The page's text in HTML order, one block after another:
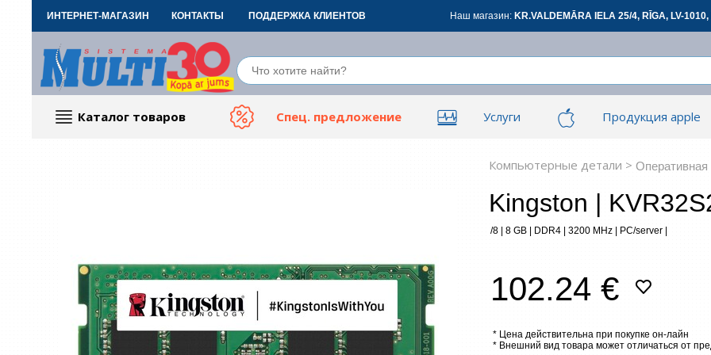
ИНТЕРНЕТ-МАГАЗИН КОНТАКТЫ ПОДДЕРЖКА КЛИЕНТОВ Наш магазин: KR.VALDEMĀRA IELA 25/4, RĪGA, LV-
Каталог товаров Спец. предложение Услуги Продукция apple
Сетевые товары
Renewd техника, Outlet
Компьютерные детали > Оперативная
Kingston |
/8 | 8 GB | DDR4 | 3200 MHz | PC/server |
102.24 €
* Цена действительна при покупке он-лайн
* Внешний вид товара может отличаться от